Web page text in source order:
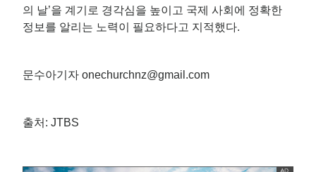
의 날’을 계기로 경각심을 높이고 국제 사회에 정확한
정보를 알리는 노력이 필요하다고 지적했다.
문수아기자 onechurchnz@gmail.com
출처: JTBS